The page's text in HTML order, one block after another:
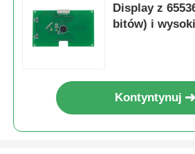
Display z
bitów) i
Kontyntynuj